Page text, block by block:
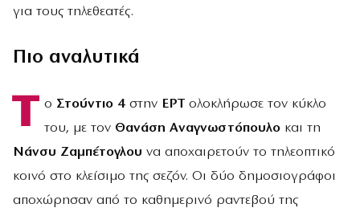
για τους τηλεθεατές.
Πιο αναλυτικά
Τ ο Στούντιο 4στην ΕΡΤολοκλήρωσε τον κύκλο
του, με τον Θανάση Αναγνωστόπουλοκαι τη
Νάνσυ Ζαμπέτογλου να αποχαιρετούν το τηλεοπτικό
κοινό στο κλείσιμο της σεζόν. Οι δύο δημοσιογράφοι
αποχώρησαν από το καθημερινό ραντεβού της